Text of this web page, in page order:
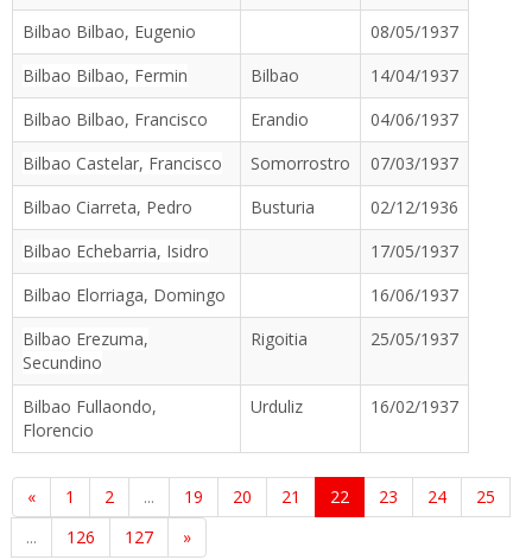
Bilbao Bilbao, Eugenio
08/05/1937
Bilbao Bilbao, Fermin
Bilbao
14/04/1937
Bilbao Bilbao, Francisco
Erandio
04/06/1937
Bilbao Castelar, Francisco
Somorrostro
07/03/1937
Bilbao Ciarreta, Pedro
Busturia
02/12/1936
Bilbao Echebarria, Isidro
17/05/1937
Bilbao Elorriaga, Domingo
16/06/1937
Bilbao Erezuma,
Secundino
Rigoitia 25/05/1937
Bilbao Fullaondo,
Florencio
Urduliz 16/02/1937
« 1 2 ... 19 20 21 22 23 24
25
...
126 127 »